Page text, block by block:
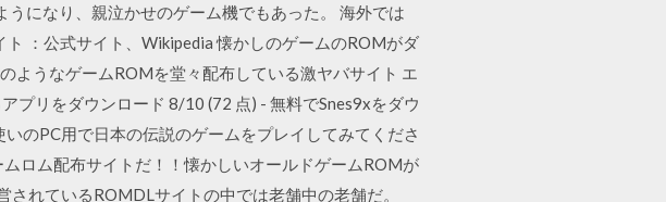
になり、親泣かせのゲーム機でもあった。 海外では
ト ：公式サイト、Wikipedia 懐かしのゲームのROMがダ
ようなゲームROMを堂々配布している激ヤバサイト エ
プリをダウンロード 8/10 (72 点) - 無料でSnes9xをダウ
のPC用で日本の伝説のゲームをプレイしてみてくださ
ロム配布サイトだ！！懐かしいオールドゲームROMが
れているROMDLサイトの中では老舗中の老舗だ。